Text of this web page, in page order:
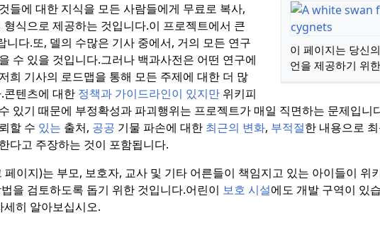
이 페이지는 당신
언을 제공하기 위
들에 대한 지식을 모든 사람들에게 무료로 복사,
식으로 제공하는 것입니다.이 프로젝트에서 큰
다.또, 델의 수많은 기사 중에서, 거의 모든 연구
수 있을 것입니다.그러나 백과사전은 어떤 연구에
희 기사의 로드맵을 통해 모든 주제에 대한 더 많
콘텐츠에 대한 정책과 가이드라인이 있지만 위키피
있기 때문에 부정확성과 파괴행위는 프로젝트가 매일 직면하는 문제입니
할 수 있는 출처, 공공 기물 파손에 대한 최근의 변화, 부적절한 내용으로
다고 주장하는 것이 포함됩니다.
이지)는 부모, 보호자, 교사 및 기타 어른들이 책임지고 있는 아이들이 위
을 검토하도록 돕기 위한 것입니다.어린이 보호 시설에도 개발 구역이 있
세히 알아보십시오.